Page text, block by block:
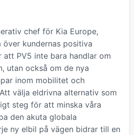
chef för Kia Europe,
kundernas positiva
att PV5 inte bara handlar om
utan också om de nya
inom mobilitet och
välja eldrivna alternativ som
steg för att minska våra
den akuta globala
ny elbil på vägen bidrar till en